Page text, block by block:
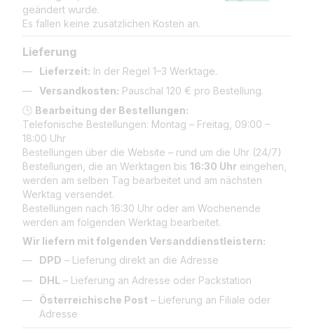
geändert wurde.
Es fallen keine zusätzlichen Kosten an.
Lieferung
Lieferzeit: In der Regel 1–3 Werktage.
Versandkosten: Pauschal 120 € pro Bestellung.
🕒 Bearbeitung der Bestellungen:
Telefonische Bestellungen: Montag – Freitag, 09:00 –
18:00 Uhr
Bestellungen über die Website – rund um die Uhr (24/7)
Bestellungen, die an Werktagen bis 16:30 Uhr eingehen,
werden am selben Tag bearbeitet und am nächsten
Werktag versendet.
Bestellungen nach 16:30 Uhr oder am Wochenende
werden am folgenden Werktag bearbeitet.
Wir liefern mit folgenden Versanddienstleistern:
DPD – Lieferung direkt an die Adresse
DHL – Lieferung an Adresse oder Packstation
Österreichische Post – Lieferung an Filiale oder
Adresse